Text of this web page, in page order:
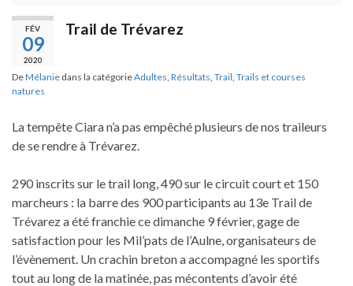
FÉV
09
2020
Trail de Trévarez
DeMélanie dans la catégorieAdultes Résultats Trail Trails et courses
natures
La tempête Ciara n’a pas empêché plusieurs de nos traileurs
de se rendre à Trévarez.
290 inscrits sur le trail long, 490 sur le circuit court et 150
marcheurs : la barre des 900 participants au 13e Trail de
Trévarez a été franchie ce dimanche 9 février, gage de
satisfaction pour les Mil’pats de l’Aulne, organisateurs de
l’évènement. Un crachin breton a accompagné les sportifs
tout au long de la matinée, pas mécontents d’avoir été